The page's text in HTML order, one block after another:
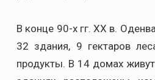
В конце 90-х гг. XX в.
32 здания, 9 гектаров
продукты. В 14 домах